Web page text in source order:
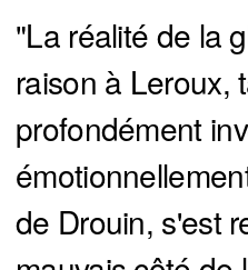
"La réalité de la
raison à Leroux,
profondément
de Drouin, s'est